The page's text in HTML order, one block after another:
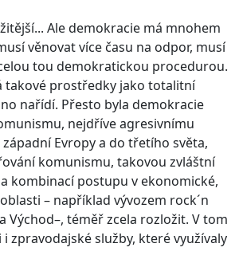
Ale demokracie má mnohem
věnovat více času na odpor, musí
tou demokratickou procedurou.
takové prostředky jako totalitní
nařídí. Přesto byla demokracie
nejdříve agresivnímu
Evropy a do třetího světa,
komunismu, takovou zvláštní
kombinací postupu v ekonomické,
– například vývozem rock´n
Východ–, téměř zcela rozložit. V tom
zpravodajské služby, které využívaly